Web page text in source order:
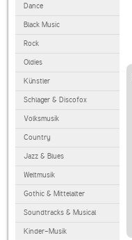
Dance
Black Music
Rock
Oldies
Künstler
Schlager & Discofox
Volksmusik
Country
Jazz & Blues
Weltmusik
Gothic & Mittelalter
Soundtracks & Musical
Kinder-Musik